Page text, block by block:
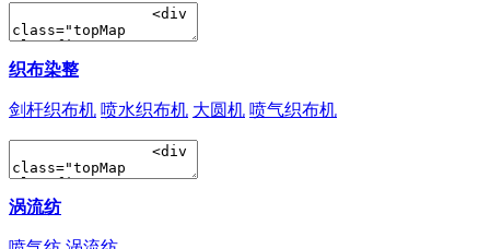
织布染整
剑杆织布机 喷水织布机 大圆机 喷气织布机
涡流纺